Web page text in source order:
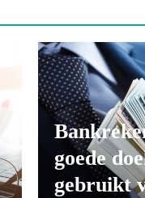
goede
gebruikt